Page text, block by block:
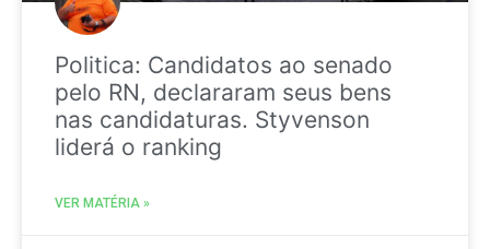
Politica: Candidatos ao senado
pelo RN, declararam seus bens
nas candidaturas. Styvenson
liderá o ranking
VER MATÉRIA »